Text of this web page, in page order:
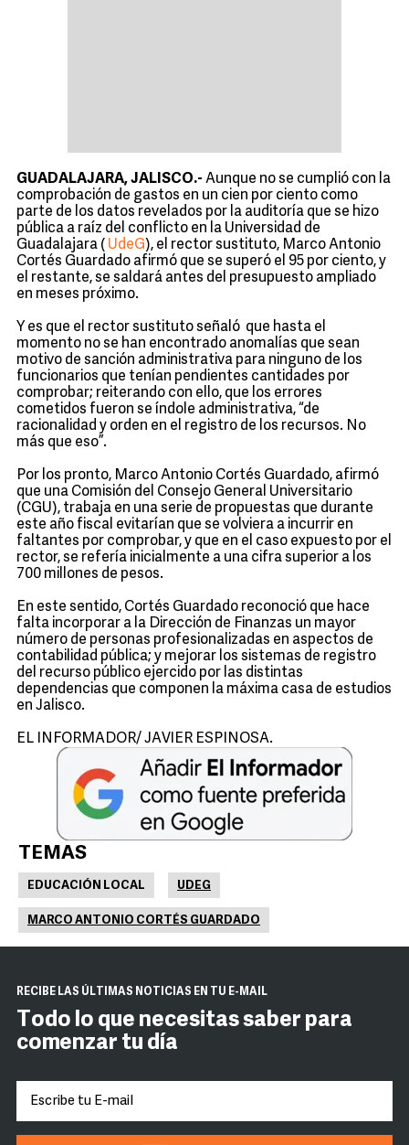
GUADALAJARA, JALISCO.- Aunque no se cumplió con la
comprobación de gastos en un cien por ciento como
parte de los datos revelados por la auditoría que se hizo
pública a raíz del conflicto en la Universidad de
Guadalajara ( UdeG), el rector sustituto, Marco Antonio
Cortés Guardado afirmó que se superó el 95 por ciento, y
el restante, se saldará antes del presupuesto ampliado
en meses próximo.
Y es que el rector sustituto señaló que hasta el
momento no se han encontrado anomalías que sean
motivo de sanción administrativa para ninguno de los
funcionarios que tenían pendientes cantidades por
comprobar; reiterando con ello, que los errores
cometidos fueron se índole administrativa, “de
racionalidad y orden en el registro de los recursos. No
más que eso”.
Por los pronto, Marco Antonio Cortés Guardado, afirmó
que una Comisión del Consejo General Universitario
(CGU), trabaja en una serie de propuestas que durante
este año fiscal evitarían que se volviera a incurrir en
faltantes por comprobar, y que en el caso expuesto por el
rector, se refería inicialmente a una cifra superior a los
700 millones de pesos.
En este sentido, Cortés Guardado reconoció que hace
falta incorporar a la Dirección de Finanzas un mayor
número de personas profesionalizadas en aspectos de
contabilidad pública; y mejorar los sistemas de registro
del recurso público ejercido por las distintas
dependencias que componen la máxima casa de estudios
en Jalisco.
EL INFORMADOR/ JAVIER ESPINOSA.
TEMAS
EDUCACIÓN LOCAL UDEG
MARCO ANTONIO CORTÉS GUARDADO
RECIBE LAS ÚLTIMAS NOTICIAS EN TU E-MAIL
Todo lo que necesitas saber para
comenzar tu día